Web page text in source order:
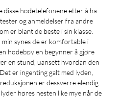
og anmeldelser fra andre
er blant de beste i sin klasse.
synes de er komfortable i
hodebøylen begynner å gjøre
en stund, uansett hvordan den
er ingenting galt med lyden,
er dessverre elendig.
høres nesten like mye når de